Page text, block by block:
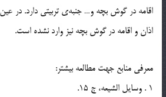
اقامه در گوش بچه و… جنبه‌ي تربيتي دارد. در
اذان و اقامه در گوش بچه نيز وارد نشده است.
معرفي منابع جهت مطالعه بيشتر:
1 . وسايل الشيعه، ج 15.